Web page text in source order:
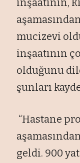
mucizevi
inşaatının
olduğunu
şunları
“Hastane
geldi. 900